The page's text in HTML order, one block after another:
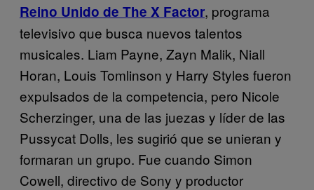
Reino Unido de The X Factor, programa
televisivo que busca nuevos talentos
musicales. Liam Payne, Zayn Malik, Niall
Horan, Louis Tomlinson y Harry Styles fueron
expulsados de la competencia, pero Nicole
Scherzinger, una de las juezas y líder de las
Pussycat Dolls, les sugirió que se unieran y
formaran un grupo. Fue cuando Simon
Cowell, directivo de Sony y productor